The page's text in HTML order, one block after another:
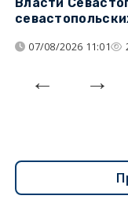
07/08/2026 11:01